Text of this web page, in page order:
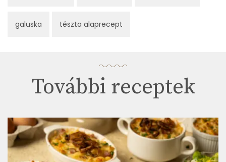
galuska tészta alaprecept
További receptek